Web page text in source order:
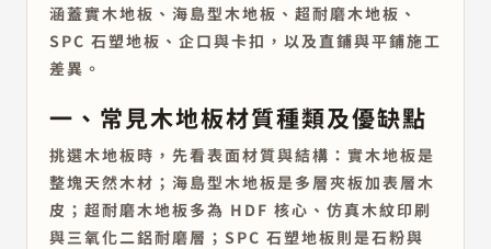
涵蓋實木地板、海島型木地板、超耐磨木地板、
SPC 石塑地板、企口與卡扣，以及直鋪與平鋪施工
差異。
一、常見木地板材質種類及優缺點
挑選木地板時，先看表面材質與結構：實木地板是
整塊天然木材；海島型木地板是多層夾板加表層木
皮；超耐磨木地板多為 HDF 核心、仿真木紋印刷
與三氧化二鋁耐磨層；SPC 石塑地板則是石粉與